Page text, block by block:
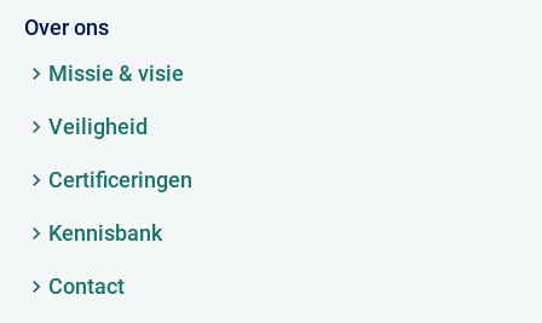
Over ons
Missie & visie
Veiligheid
Certificeringen
Kennisbank
Contact